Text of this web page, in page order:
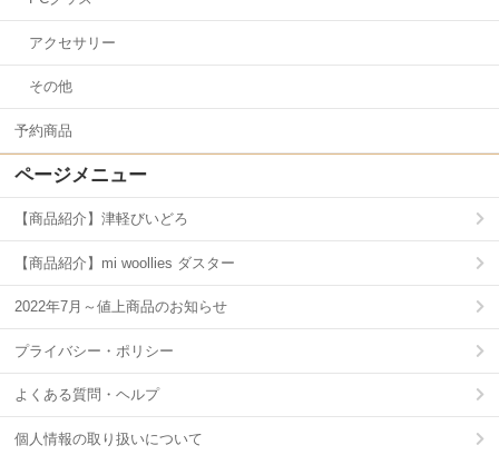
アクセサリー
その他
予約商品
ページメニュー
【商品紹介】津軽びいどろ
【商品紹介】mi woollies ダスター
2022年7月～値上商品のお知らせ
プライバシー・ポリシー
よくある質問・ヘルプ
個人情報の取り扱いについて